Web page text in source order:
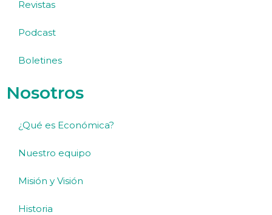
Revistas
Podcast
Boletines
Nosotros
¿Qué es Económica?
Nuestro equipo
Misión y Visión
Historia